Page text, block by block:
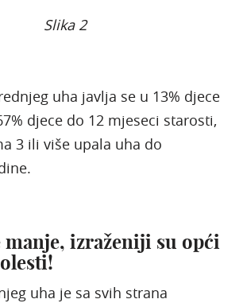
Slika 2
uha javlja se u 13% djece
djece do 12 mjeseci starosti,
3 ili više upala uha do
manje, izraženiji su opći
uha je sa svih strana